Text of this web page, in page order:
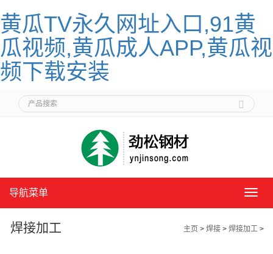
黄瓜TV永久网址入口,91黄
瓜视频,黄瓜成人APP,黄瓜视
频下载安装
导
单
导航菜单
焊接加工 主页 > 焊接 > 焊接加工 >